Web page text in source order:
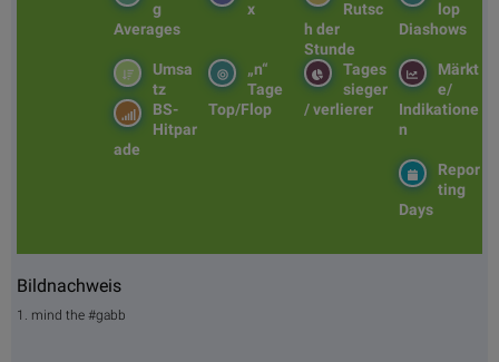
lop
Diashows
Rutsc
h der
Stunde
x
g
Averages
Märkt
e/
Indikatione
n
Tages
sieger
/ verlierer
„n“
Tage
Top/Flop
Umsa
tz
BS-
Hitpar
ade
Repor
ting
Days
Bildnachweis
1. mind the #gabb